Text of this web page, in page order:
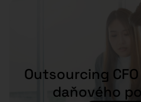
Outsourcing
daňového